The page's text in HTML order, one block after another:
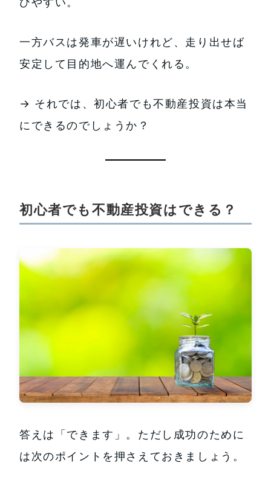
一方バスは発車が遅いけれど、走り出せば
安定して目的地へ運んでくれる。
→ それでは、初心者でも不動産投資は本当
にできるのでしょうか？
初心者でも不動産投資はできる？
答えは「できます」。ただし成功のために
は次のポイントを押さえておきましょう。